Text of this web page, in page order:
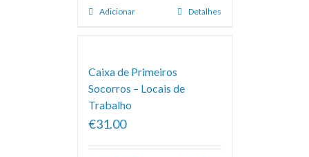
Adicionar Detalhes
Caixa de Primeiros
Socorros – Locais de
Trabalho
€31.00